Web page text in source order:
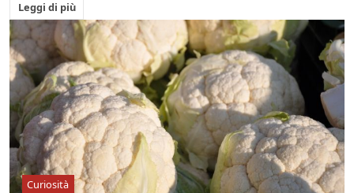
Leggi di più
Curiosità